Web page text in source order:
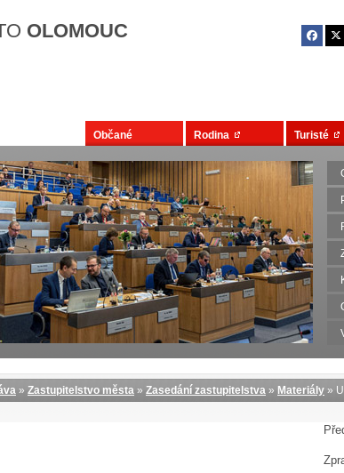
OLOMOUC
Občané Rodina Turisté
» Zastupitelstvo města » Zasedání zastupitelstva » Materiály »
P